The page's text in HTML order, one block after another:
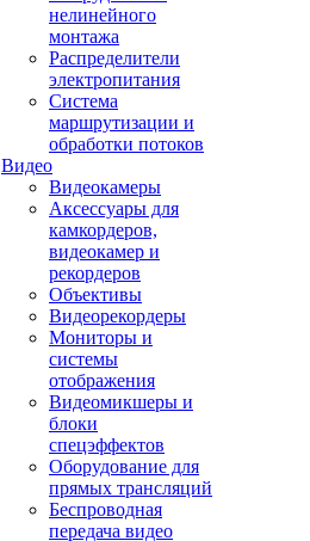
нелинейного
монтажа
Распределители
электропитания
Система
маршрутизации и
обработки потоков
Видео
Видеокамеры
Аксессуары для
камкордеров,
видеокамер и
рекордеров
Объективы
Видеорекордеры
Мониторы и
системы
отображения
Видеомикшеры и
блоки
спецэффектов
Оборудование для
прямых трансляций
Беспроводная
передача видео